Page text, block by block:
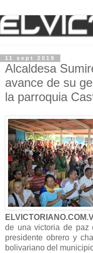
11 sept 2019
Alcaldesa
avance de su
la parroquia
de una victoria de paz
presidente obrero y
bolivariano del